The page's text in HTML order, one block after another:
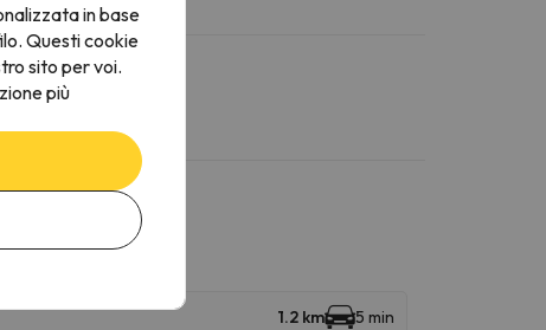
1.2 km 5 min
in base
Questi cookie
sito per voi.
più